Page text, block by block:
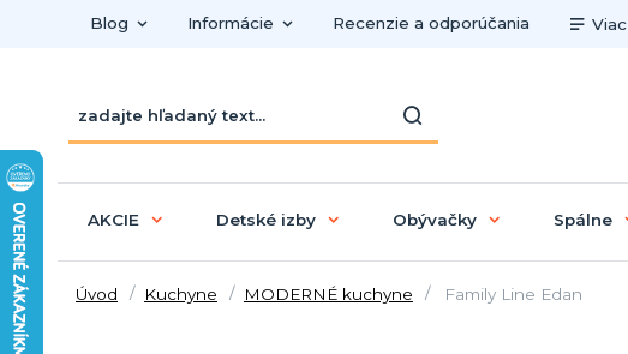
Blog Informácie Recenzie a odporúčania Viac
AKCIE Detské izby Obývačky Spálne
Úvod Kuchyne MODERNÉ kuchyne Family Line Edan